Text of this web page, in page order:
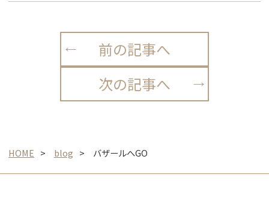
前の記事へ
次の記事へ
HOME blog バザールへGO